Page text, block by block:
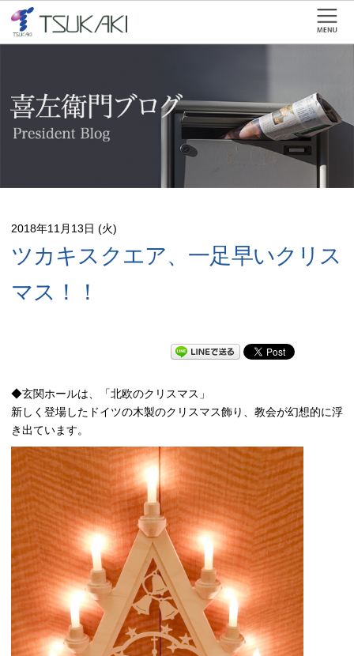
2018年11月13日 (火)
ツカキスクエア、一足早いクリス
マス！！
◆玄関ホールは、「北欧のクリスマス」
新しく登場したドイツの木製のクリスマス飾り、教会が幻想的に浮
き出ています。